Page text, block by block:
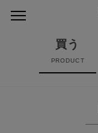
買う
PRODUCT